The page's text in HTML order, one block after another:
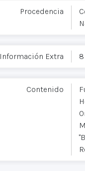
Procedencia
Información Extra
Contenido